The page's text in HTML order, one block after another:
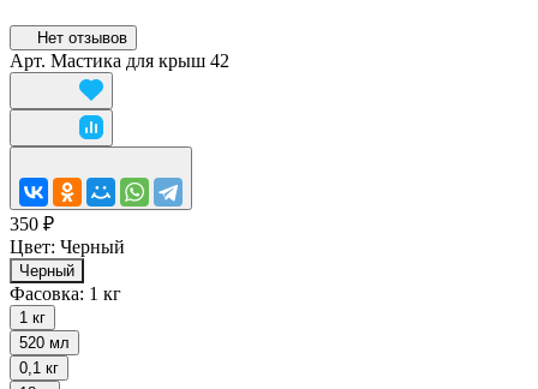
Нет отзывов
Арт. Мастика для крыш 42
350 ₽
Цвет: Черный
Черный
Фасовка: 1 кг
1 кг
520 мл
0,1 кг